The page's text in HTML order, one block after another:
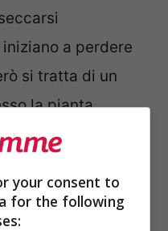
a perdere
si tratta di un
la pianta
delle
riguarda la
your consent to
for the following